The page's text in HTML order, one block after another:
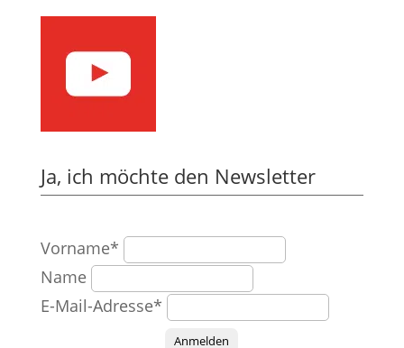
Ja, ich möchte den Newsletter
Vorname*
Name
E-Mail-Adresse*
Anmelden